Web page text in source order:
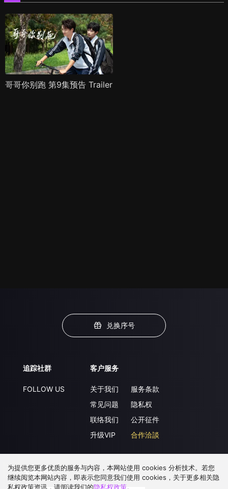
哥哥你别跑 第9集预告 Trailer
兑换序号
追踪社群
FOLLOW US
客户服务
关于我们
常见问题
联络我们
升级VIP
服务条款
隐私权
公开征件
合作洽談
下载 APP
为提供您更多优质的服务与内容，本网站使用 cookies 分析技术。若您
继续阅览本网站内容，即表示您同意我们使用 cookies，关于更多相关隐
私权政策资讯，请阅读我们的隐私权政策。